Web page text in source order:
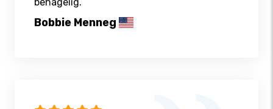
Bobbie Menneg